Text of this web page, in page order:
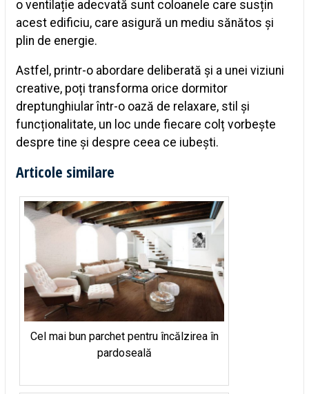
o ventilație adecvată sunt coloanele care susțin
acest edificiu, care asigură un mediu sănătos și
plin de energie.
Astfel, printr-o abordare deliberată și a unei viziuni
creative, poți transforma orice dormitor
dreptunghiular într-o oază de relaxare, stil și
funcționalitate, un loc unde fiecare colț vorbește
despre tine și despre ceea ce iubești.
Articole similare
Cel mai bun parchet pentru încălzirea în
pardoseală